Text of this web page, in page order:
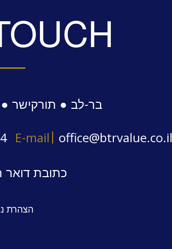
בר-לב ● תורקישר ●
E-mail office@btrvalue.co.il
כתובת דואר ת.ד 18 כפר חיים,
הצהרת